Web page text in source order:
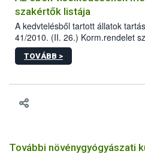
szakértők listája
A kedvtelésből tartott állatok
41/2010. (II. 26.) Korm.rendelet
sérülés, illetve ennek veszélye
hatósági feladatokat, valamint a
vonni az ebek viselkedésének
TOVÁBB >
További növénygyógyászati